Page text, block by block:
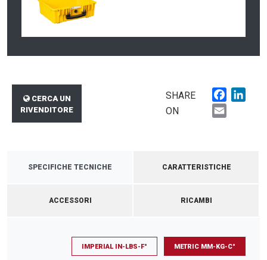
CERCA UN
RIVENDITORE
SHARE
ON
SPECIFICHE TECNICHE CARATTERISTICHE
ACCESSORI RICAMBI
IMPERIAL IN-LBS-F° METRIC MM-KG-C°